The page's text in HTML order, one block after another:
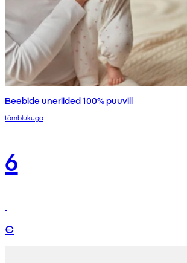
Beebide uneriided 100% puuvill
tõmblukuga
6
€